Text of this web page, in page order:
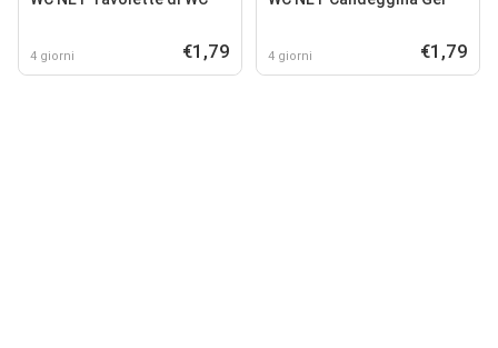
4 giorni €1,79 4 giorni €1,79